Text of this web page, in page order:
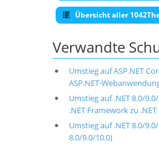
Übersicht aller
Verwandte
Umstieg auf ASP.NET
ASP.NET-
Umstieg auf .NET 8.0/
.NET Framework zu
Umstieg auf .NET 8.0/
8.0/9.0/10.0)